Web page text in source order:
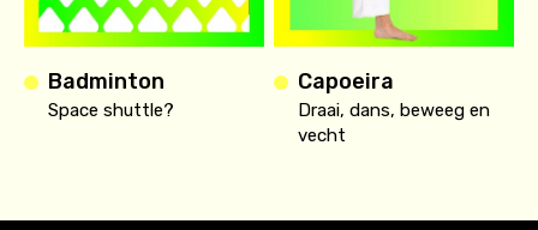
Badminton
Space shuttle?
Capoeira
Draai, dans, beweeg en
vecht